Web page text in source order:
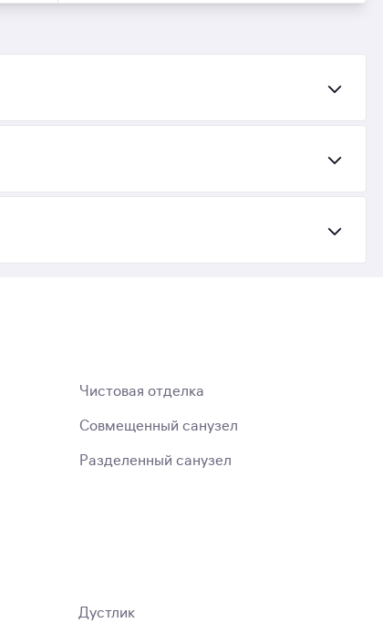
Чистовая отделка
Совмещенный санузел
Разделенный санузел
Дустлик